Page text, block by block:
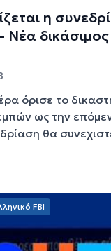
η
Νέα
όρισε το
ως την
θα
FBI